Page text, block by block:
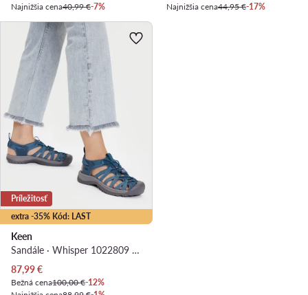
Najnižšia cena40,99 €-7%
Najnižšia cena44,95 €-17%
extra -35% Kód: LAST
Príležitosť
Keen
Sandále · Whisper 1022809 · Modrá
Aktuálna cena
87,99€
Bežná cena100,00 €-12%